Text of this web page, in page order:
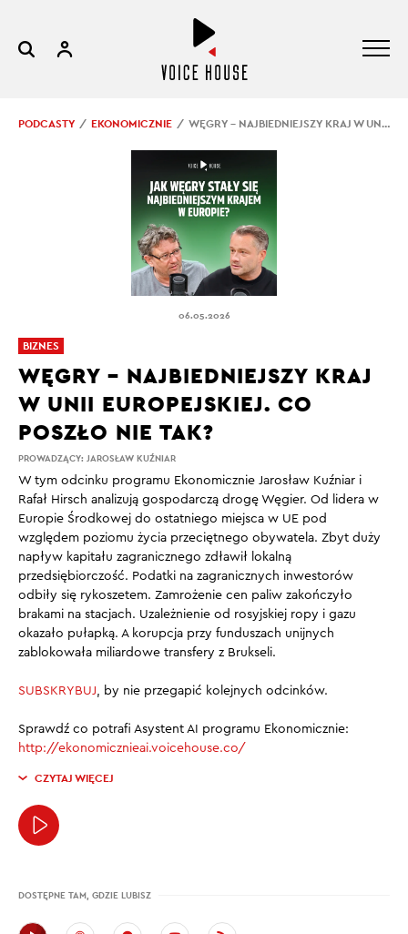
PODCASTY EKONOMICZNIE WĘGRY – NAJBIEDNIEJSZY KRAJ W UNII EUROPEJSKIEJ. CO POSZŁO NIE TAK?
06.05.2026
PROWADZĄCY: JAROSŁAW KUŹNIAR
WĘGRY – NAJBIEDNIEJSZY KRAJ
W UNII EUROPEJSKIEJ. CO
POSZŁO NIE TAK?
W tym odcinku programu Ekonomicznie Jarosław Kuźniar i
Rafał Hirsch analizują gospodarczą drogę Węgier. Od lidera w
Europie Środkowej do ostatniego miejsca w UE pod
względem poziomu życia przeciętnego obywatela. Zbyt duży
napływ kapitału zagranicznego zdławił lokalną
przedsiębiorczość. Podatki na zagranicznych inwestorów
odbiły się rykoszetem. Zamrożenie cen paliw zakończyło
brakami na stacjach. Uzależnienie od rosyjskiej ropy i gazu
okazało pułapką. A korupcja przy funduszach unijnych
zablokowała miliardowe transfery z Brukseli.
SUBSKRYBUJ, by nie przegapić kolejnych odcinków.
Sprawdź co potrafi Asystent AI programu Ekonomicznie:
http://ekonomicznieai.voicehouse.co/
CZYTAJ WIĘCEJ
DOSTĘPNE TAM, GDZIE LUBISZ
BIZNES